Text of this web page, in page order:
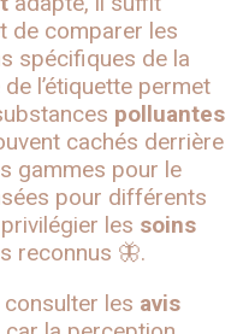
de comparer les
spécifiques de la
l’étiquette permet
polluantes
cachés derrière
gammes pour le
pour différents
les soins
reconnus 🦋.
les avis